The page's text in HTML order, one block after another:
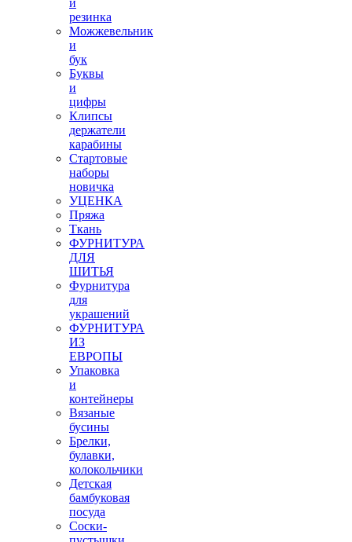
и
резинка
Можжевельник
и
бук
Буквы
и
цифры
Клипсы
держатели
карабины
Стартовые
наборы
новичка
УЦЕНКА
Пряжа
Ткань
ФУРНИТУРА
ДЛЯ
ШИТЬЯ
Фурнитура
для
украшений
ФУРНИТУРА
ИЗ
ЕВРОПЫ
Упаковка
и
контейнеры
Вязаные
бусины
Брелки,
булавки,
колокольчики
Детская
бамбуковая
посуда
Соски-